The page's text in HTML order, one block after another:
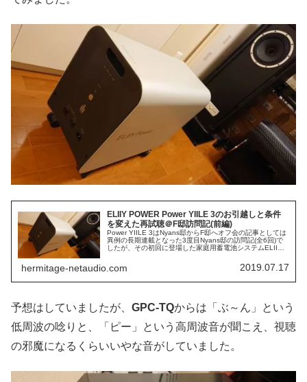
ELIIY POWER Power YIILE 3のお引越しと条件
を変えた再試聴＠F邸訪問記(前編)
Power YIILE 3はNyans邸からF邸へオフ会の記事としては
異例の長期連載となった3度目Nyans邸の訪問記(全6回)で
したが、その初回に登場した家庭用蓄電池システムELIIY
hermitage-netaudio.com 2019.07.17
予想はしていましたが、 GPC-TQからは「ぶ～ん」という
低周波の唸りと、「ピー」という高周波音が聞こえ、視聴
の邪魔になるくらいいやな音がしていました。